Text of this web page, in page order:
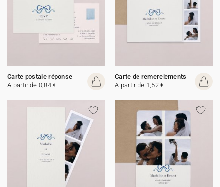
Carte postale réponse
A partir de 0,84 €
Carte de remerciements
A partir de 1,52 €